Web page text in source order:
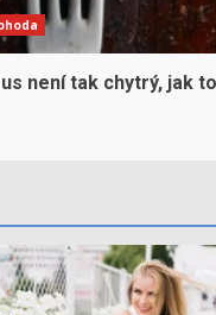
není tak chytrý, jak to